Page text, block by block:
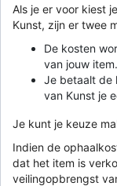
Als je er voor kiest
Kunst, zijn er twee
De kosten
van jouw item.
Je betaalt de
van Kunst je
Je kunt je keuze
Indien de
dat het item is
veilingopbrengst